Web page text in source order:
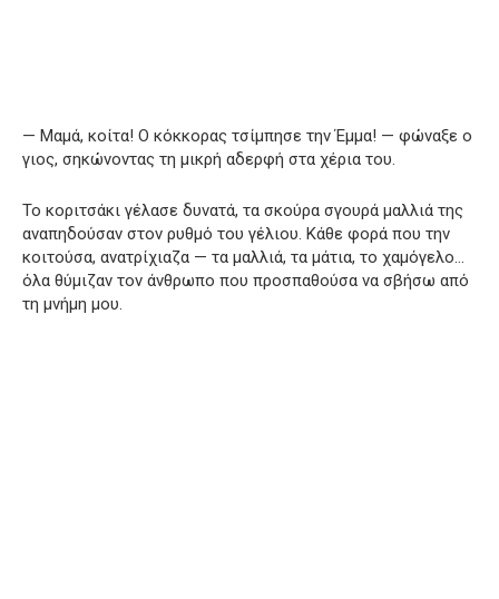
— Μαμά, κοίτα! Ο κόκκορας τσίμπησε την Έμμα! — φώναξε ο
γιος, σηκώνοντας τη μικρή αδερφή στα χέρια του.
Το κοριτσάκι γέλασε δυνατά, τα σκούρα σγουρά μαλλιά της
αναπηδούσαν στον ρυθμό του γέλιου. Κάθε φορά που την
κοιτούσα, ανατρίχιαζα — τα μαλλιά, τα μάτια, το χαμόγελο…
όλα θύμιζαν τον άνθρωπο που προσπαθούσα να σβήσω από
τη μνήμη μου.